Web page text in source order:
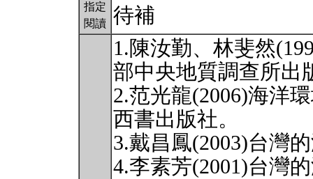
指定
閱讀 待補
1.陳汝勤、林斐然
部中央地質調查所出
2.范光龍(2006)海洋
西書出版社。
3.戴昌鳳(2003)台灣
4.李素芳(2001)台灣